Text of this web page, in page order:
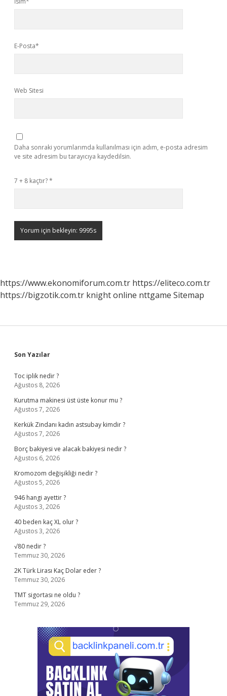
E-Posta*
Web Sitesi
Daha sonraki yorumlarımda kullanılması için adım, e-posta adresim
ve site adresim bu tarayıcıya kaydedilsin.
7 + 8 kaçtır?*
https://www.ekonomiforum.com.tr https://eliteco.com.tr
https://bigzotik.com.tr knight online nttgame Sitemap
Sidebar
Son Yazılar
Toc iplik nedir ?
Ağustos 8, 2026
Kurutma makinesi üst üste konur mu ?
Ağustos 7, 2026
Kerkük Zindanı kadın astsubay kimdir ?
Ağustos 7, 2026
Borç bakiyesi ve alacak bakiyesi nedir ?
Ağustos 6, 2026
Kromozom değişikliği nedir ?
Ağustos 5, 2026
946 hangi ayettir ?
Ağustos 3, 2026
40 beden kaç XL olur ?
Ağustos 3, 2026
√80 nedir ?
Temmuz 30, 2026
2K Türk Lirası Kaç Dolar eder ?
Temmuz 30, 2026
TMT sigortası ne oldu ?
Temmuz 29, 2026